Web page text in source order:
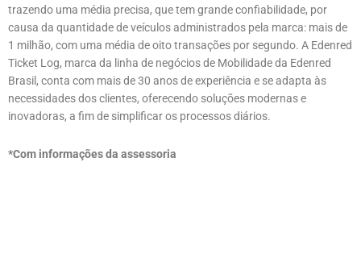
trazendo uma média precisa, que tem grande confiabilidade, por
causa da quantidade de veículos administrados pela marca: mais de
1 milhão, com uma média de oito transações por segundo. A Edenred
Ticket Log, marca da linha de negócios de Mobilidade da Edenred
Brasil, conta com mais de 30 anos de experiência e se adapta às
necessidades dos clientes, oferecendo soluções modernas e
inovadoras, a fim de simplificar os processos diários.
*Com informações da assessoria